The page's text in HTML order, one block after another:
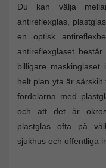
Du kan välja
antireflexglas,
en optisk
antireflexglaset
billigare
helt plan yta är
fördelarna med
och att det är
plastglas ofta på
sjukhus och offentliga